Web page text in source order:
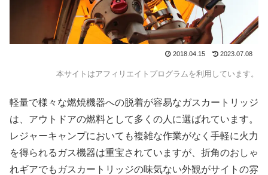
2018.04.15 2023.07.08
本サイトはアフィリエイトプログラムを利用しています。
軽量で様々な燃焼機器への脱着が容易なガスカートリッジ
は、アウトドアの燃料として多くの人に選ばれています。
レジャーキャンプにおいても複雑な作業がなく手軽に火力
を得られるガス機器は重宝されていますが、折角のおしゃ
れギアでもガスカートリッジの味気ない外観がサイトの雰